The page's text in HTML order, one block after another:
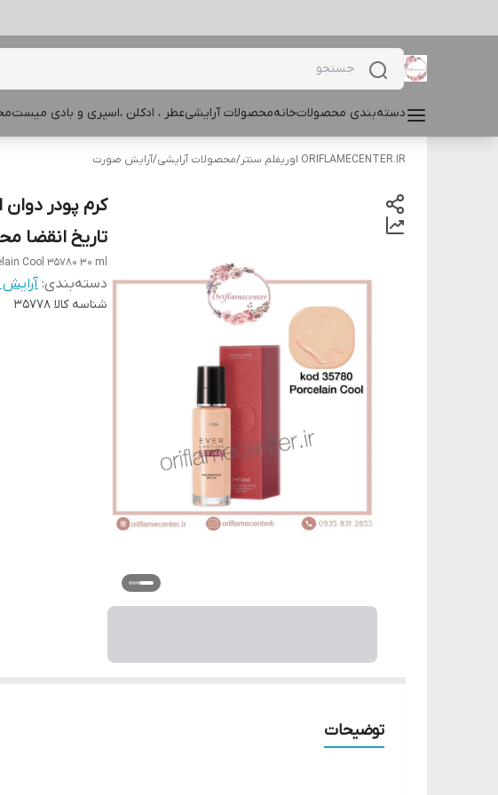
دسته‌بندی محصولاتخانهمحصولات آرایشیعطر ، ادکلن ،اسپری و بادی میست
ORIFLAMECENTER.IR اوریفلم سنتر /محصولات آرایشی/آرایش صورت
تاریخ انقضا
Cool 35780 30 ml
دسته‌بندی:
شناسه کالا 35778
توضیحات